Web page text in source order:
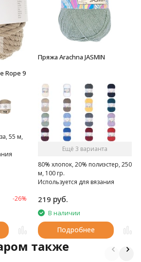
Rope 9
55 м,
-26%
Пряжа Arachna JASMIN
Ещё 3 варианта
80% хлопок, 20% полиэстер, 250
м, 100 гр.
Используется для вязания
219 руб.
В наличии
Подробнее
также